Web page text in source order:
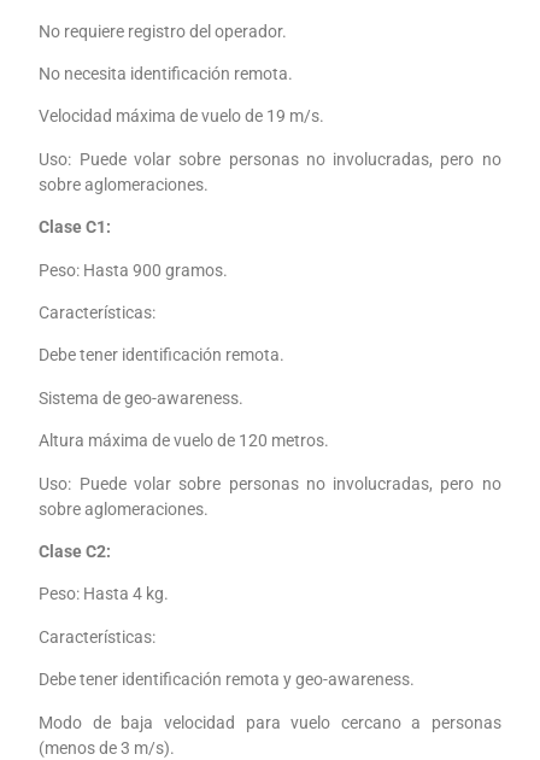
No requiere registro del operador.
No necesita identificación remota.
Velocidad máxima de vuelo de 19 m/s.
Uso: Puede volar sobre personas no involucradas, pero no
sobre aglomeraciones.
Clase C1:
Peso: Hasta 900 gramos.
Características:
Debe tener identificación remota.
Sistema de geo-awareness.
Altura máxima de vuelo de 120 metros.
Uso: Puede volar sobre personas no involucradas, pero no
sobre aglomeraciones.
Clase C2:
Peso: Hasta 4 kg.
Características:
Debe tener identificación remota y geo-awareness.
Modo de baja velocidad para vuelo cercano a personas
(menos de 3 m/s).